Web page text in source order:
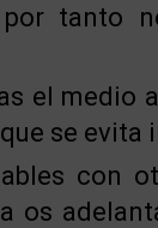
tanto
el medio
se evita
con
os